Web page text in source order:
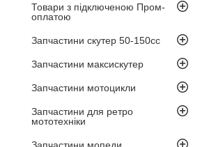
Товари з підключеною Пром-
оплатою
Запчастини скутер 50-150cc
Запчастини максискутер
Запчастини мотоцикли
Запчастини для ретро
мототехніки
Запчастини мопеди